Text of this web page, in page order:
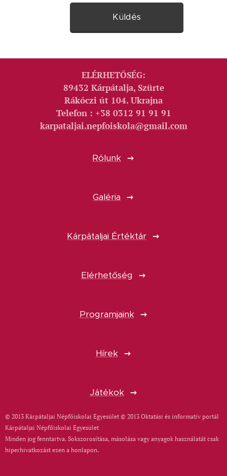
Küldés
ELÉRHETŐSÉG:
89432 Kárpátalja, Szürte
Rákóczi út 104. Ukrajna
Telefon : +38 0312 91 91 91
karpataljai.nepfoiskola@gmail.com
Rólunk
Galéria
Kárpátaljai Értéktár
Elérhetőség
Programjaink
Hírek
Játékok
© 2013 Kárpátaljai Népfőiskolai Egyesület © 2013 Oktatási és informatív portál
Kárpátaljai Népfőiskolai Egyesület
Minden jog fenntartva. Sokszorosítása, másolása vagy anyagok használatát csak
hiperhivatkozást ezen a honlapon.